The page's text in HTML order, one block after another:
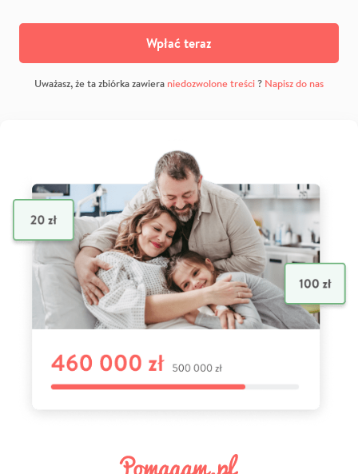
Wpłać teraz
Uważasz, że ta zbiórka zawiera niedozwolone treści? Napisz do nas